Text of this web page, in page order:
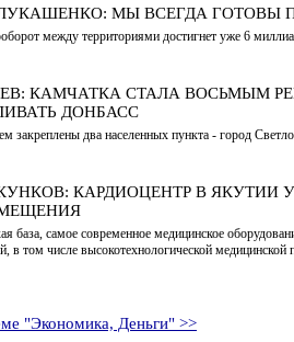
МЫ ВСЕГДА ГОТОВЫ
между территориями достигнет уже 6
КАМЧАТКА СТАЛА ВОСЬМЫМ
ДОНБАСС
закреплены два населенных пункта - город
КАРДИОЦЕНТР В ЯКУТИИ
база, самое современное медицинское
в том числе высокотехнологической
"Экономика, Деньги" >>